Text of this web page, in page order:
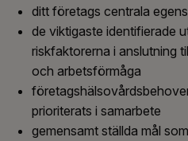
ditt företags centrala
de viktigaste identifierade
riskfaktorerna i anslutning
och arbetsförmåga
prioriterats i samarbete
gemensamt ställda mål